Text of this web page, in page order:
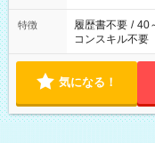
特徴 履歴書不要 / 40
コンスキル不要
気になる！